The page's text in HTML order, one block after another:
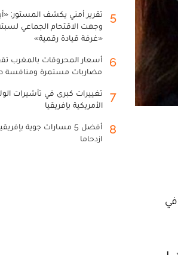
في
5
تقرير أمني يكشف المستور:
وجهت الاقتحام الجماعي
«غرفة قيادة رقمية»
6
أسعار المحروقات بالمغرب
مضاربات مستمرة ومنافسة
7
تغييرات كبرى في تأشيرات
الأمريكية بإفريقيا
8
أفضل 5 مسارات جوية
ازدحاما